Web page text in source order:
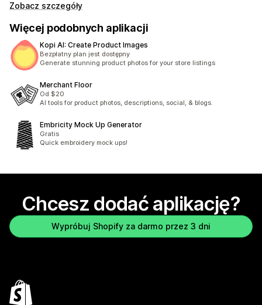
Zobacz szczegóły
Więcej podobnych aplikacji
Kopi AI: Create Product Images
Bezpłatny plan jest dostępny
Generate stunning product photos for your store listings
Merchant Floor
Od $20
AI tools for product photos, descriptions, social, & blogs.
Embricity Mock Up Generator
Gratis
Quick embroidery mock ups!
Chcesz dodać aplikację?
Wypróbuj Shopify za darmo przez 3 dni